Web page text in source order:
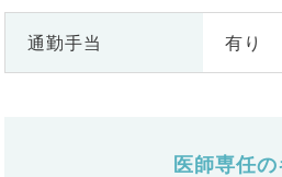
通勤手当 有り
医師専任